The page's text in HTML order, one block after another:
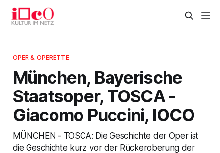
OPER & OPERETTE
München, Bayerische
Staatsoper, TOSCA -
Giacomo Puccini, IOCO
MÜNCHEN - TOSCA: Die Geschichte der Oper ist
die Geschichte kurz vor der Rückeroberung der